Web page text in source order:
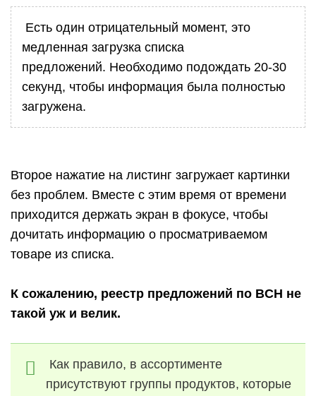
Есть один отрицательный момент, это
медленная загрузка списка
предложений. Необходимо подождать 20-30
секунд, чтобы информация была полностью
загружена.
Второе нажатие на листинг загружает картинки
без проблем. Вместе с этим время от времени
приходится держать экран в фокусе, чтобы
дочитать информацию о просматриваемом
товаре из списка.
К сожалению, реестр предложений по BCH не
такой уж и велик.
Как правило, в ассортименте
присутствуют группы продуктов, которые